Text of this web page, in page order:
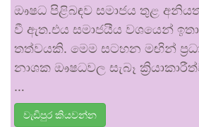
ඖෂධ පිළිබඳව සමාජය තුළ
වී ඇත.එය සමාජයීය වශයෙන්
තත්වයකි. මෙම සටහන මඟින්
නාශක ඖෂධවල සැබෑ
…
වැඩිපුර කියවන්න